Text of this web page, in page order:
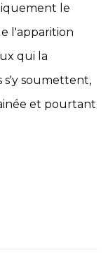
le
l'apparition
qui la
s'y soumettent,
et pourtant